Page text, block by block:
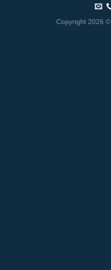
Copyright 2026 ©